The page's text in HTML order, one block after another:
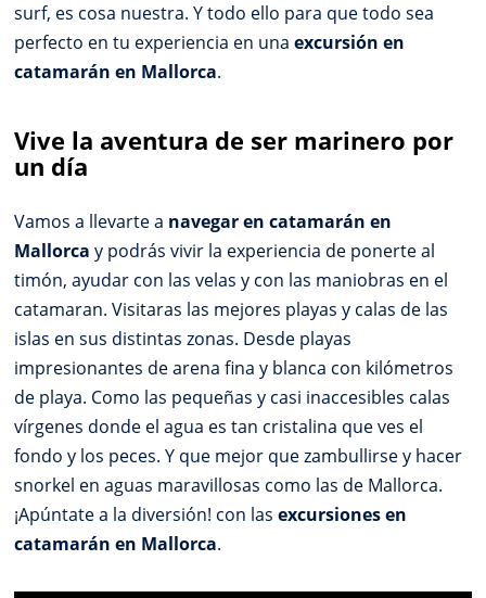
surf, es cosa nuestra. Y todo ello para que todo sea
perfecto en tu experiencia en unaexcursión en
catamarán en Mallorca.
Vive la aventura de ser marinero por
un día
Vamos a llevarte a navegar en catamarán en
Mallorca y podrás vivir la experiencia de ponerte al
timón, ayudar con las velas y con las maniobras en el
catamaran. Visitaras las mejores playas y calas de las
islas en sus distintas zonas. Desde playas
impresionantes de arena fina y blanca con kilómetros
de playa. Como las pequeñas y casi inaccesibles calas
vírgenes donde el agua es tan cristalina que ves el
fondo y los peces. Y que mejor que zambullirse y hacer
snorkel en aguas maravillosas como las de Mallorca.
¡Apúntate a la diversión! con lasexcursiones en
catamarán en Mallorca.